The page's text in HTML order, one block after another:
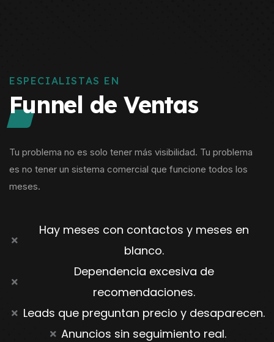
ESPECIALISTAS EN
Funnel de Ventas
Tu problema no es solo tener más visibilidad. Tu problema
es no tener un sistema comercial que funcione todos los
meses.
Hay meses con contactos y meses en
blanco.
Dependencia excesiva de
recomendaciones.
Leads que preguntan precio y desaparecen.
Anuncios sin seguimiento real.